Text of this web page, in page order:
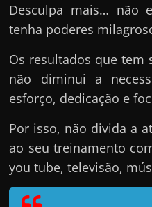
Desculpa mais… não
tenha poderes
Os resultados que tem
não diminui a
esforço, dedicação e
Por isso, não divida a
ao seu treinamento
you tube, televisão,